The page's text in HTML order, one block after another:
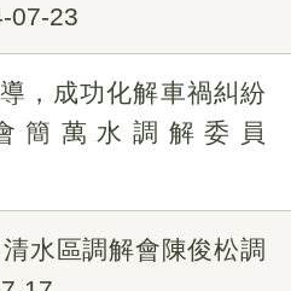
07-23
，成功化解車禍糾紛
簡萬水調解委員
水區調解會陳俊松調